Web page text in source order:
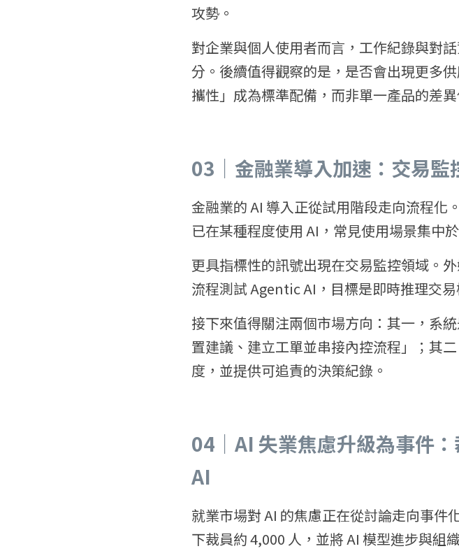
攻勢。
對企業與個人使用者而言，工作紀錄與對
分。後續值得觀察的是，是否會出現更多
攜性」成為標準配備，而非單一產品的差異
03｜金融業導入加速：交易
金融業的 AI 導入正從試用階段走向流程化
已在某種程度使用 AI，常見使用場景集中
更具指標性的訊號出現在交易監控領域。
流程測試 Agentic AI，目標是即時推理交
接下來值得關注兩個市場方向：其一，系
置建議、建立工單並串接內控流程」；其
度，並提供可追責的決策紀錄。
04｜AI 失業焦慮升級為事件
AI
就業市場對 AI 的焦慮正在從討論走向事件
下裁員約 4,000 人，並將 AI 模型進步與組